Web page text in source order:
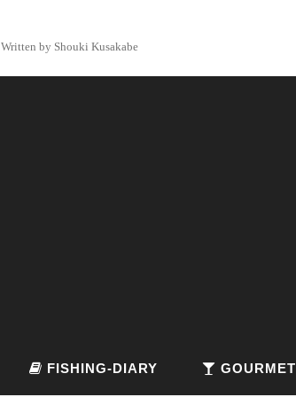
Written by Shouki Kusakabe
FISHING-DIARY GOURMET